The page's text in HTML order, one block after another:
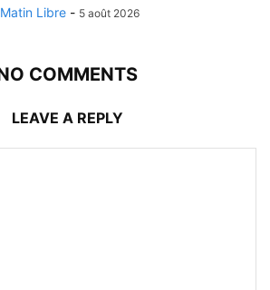
Matin Libre - 5 août 2026
COMMENTS
LEAVE A REPLY